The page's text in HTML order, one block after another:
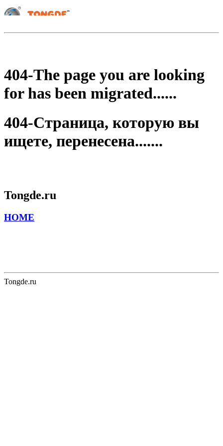
404-The page you are looking
for has been migrated......
404-Страница, которую вы
ищете, перенесена.......
Tongde.ru
HOME
Tongde.ru